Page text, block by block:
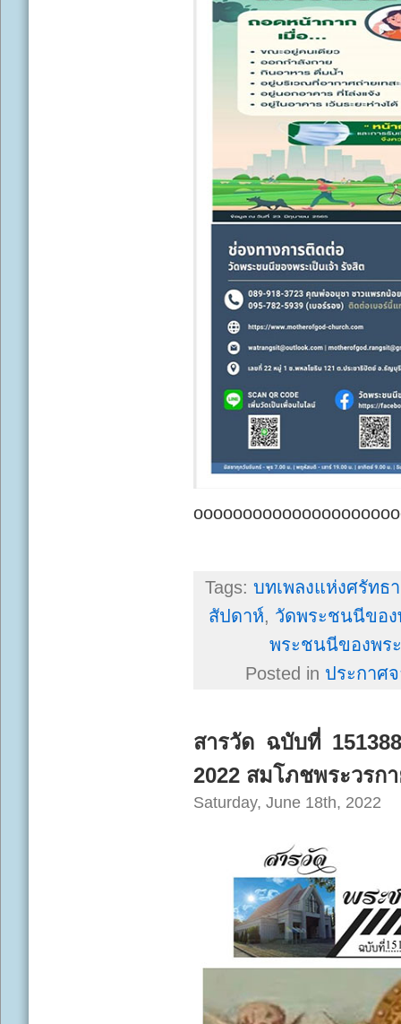
Tags: บทเพลงแห่งศรัทธา
สัปดาห์, วัดพระชนนีของ
พระชนนีของพร
Posted in ประกาศ
สารวัด ฉบับที่
2022 สมโภชพระวรก
Saturday, June 18th, 2022